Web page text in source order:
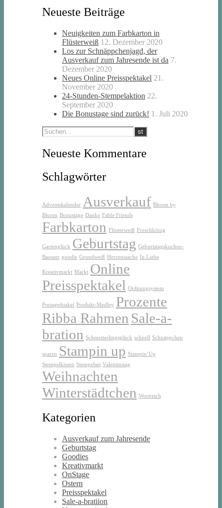
Neueste Beiträge
Neuigkeiten zum Farbkarton in
Flüsterweiß 12. Dezember 2020
Los zur Schnäppchenjagd, der
Ausverkauf zum Jahresende ist da 7.
Dezember 2020
Neues Online Preisspektakel 21.
November 2020
24-Stunden-Stempelaktion 22.
September 2020
Die Bonustage sind zurück! 1. Juli 2020
Neueste Kommentare
Schlagwörter
Adventskalender Ausverkauf Bloom by
Bloom Bonustage Danke Fable Friends
Farbkarton Flüsterweiß Froschkönig
Gartenglück Geburtstag Geburtstagskuchen-
Bausatz goodie Grundweiß Herzenssache In Liebe
Kreativmarkt Markt Online
Preisspektakel
Ordnungsystem
Preisspektakel Produkt-Medley Prozente
Ribba Rahmen Sale-a-
bration Schmetterlingsglück schnell Schnäppchen
sparen Stampin up Stampin’Up
Stempelkissen Stempelset Valentinstag
Weihnachten
Winterstädtchen Wortreich
Kategorien
Ausverkauf zum Jahresende
Geburtstag
Goodies
Kreativmarkt
OnStage
Ostern
Preisspektakel
Sale-a-bratiion